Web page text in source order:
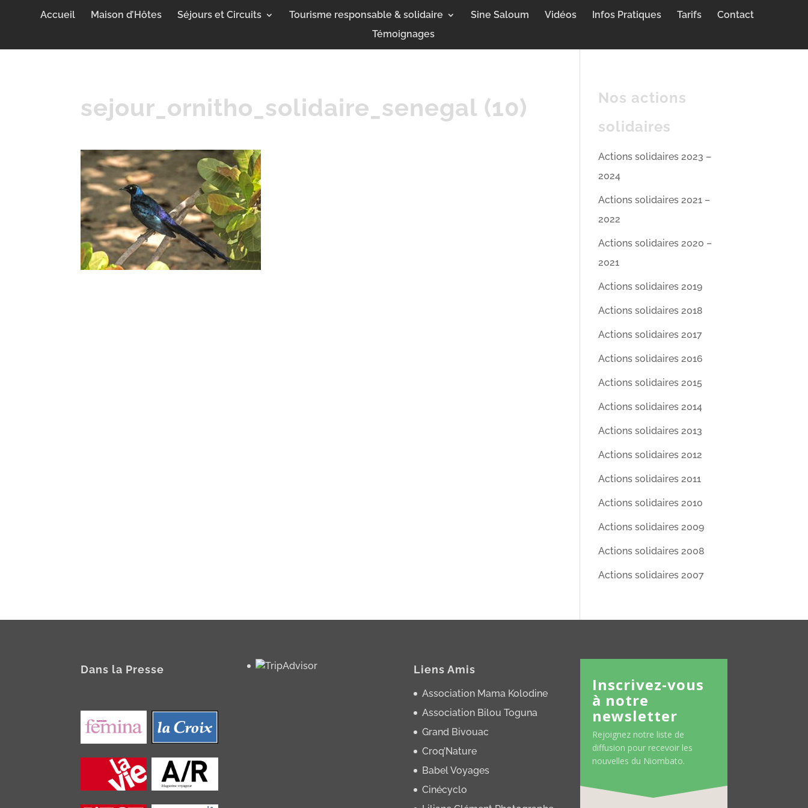
Accueil Maison d’Hôtes Séjours et Circuits Tourisme responsable & solidaire Sine Saloum Vidéos Infos Pratiques Tarifs
Contact
Témoignages
sejour_ornitho_solidaire_senegal (10)
Nos actions
solidaires
Actions solidaires 2023 –
2024
Actions solidaires 2021 –
2022
Actions solidaires 2020 –
2021
Actions solidaires 2019
Actions solidaires 2018
Actions solidaires 2017
Actions solidaires 2016
Actions solidaires 2015
Actions solidaires 2014
Actions solidaires 2013
Actions solidaires 2012
Actions solidaires 2011
Actions solidaires 2010
Actions solidaires 2009
Actions solidaires 2008
Actions solidaires 2007
Dans la Presse Liens Amis
Association Mama Kolodine
Association Bilou Toguna
Grand Bivouac
Croq’Nature
Babel Voyages
Cinécyclo
Inscrivez-vous
à notre
newsletter
Rejoignez notre liste de
diffusion pour recevoir les
nouvelles du Niombato.